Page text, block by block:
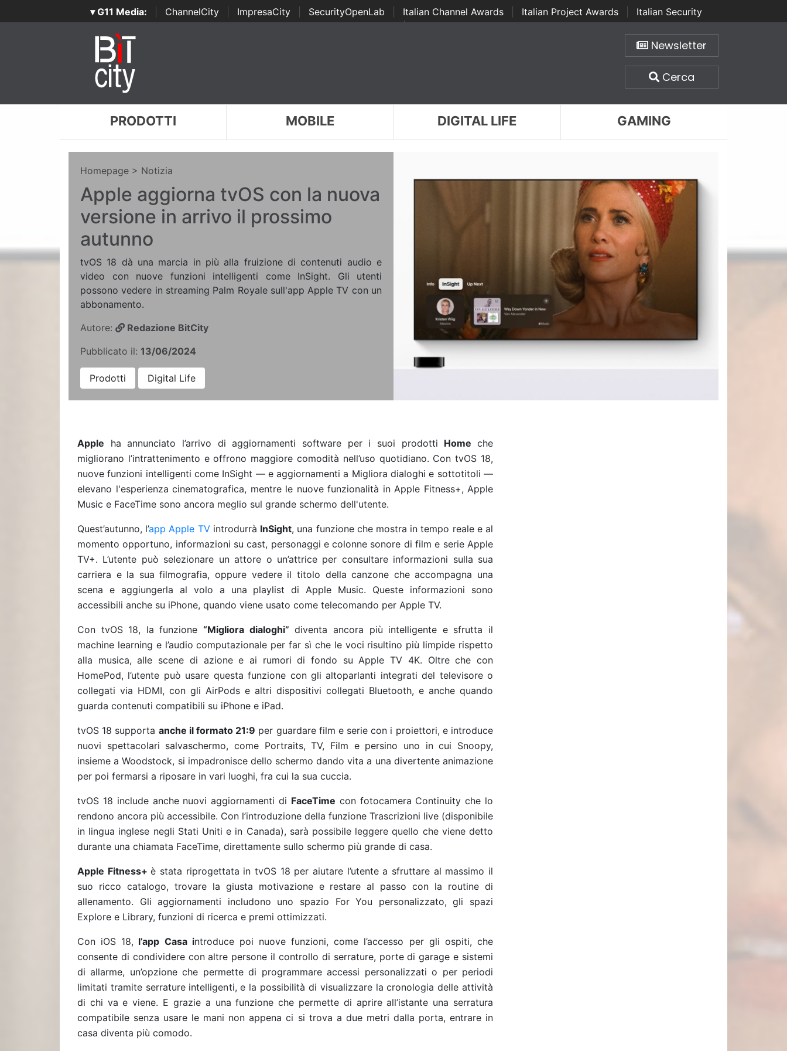
▾ G11 Media: ChannelCity ImpresaCity SecurityOpenLab Italian Channel Awards Italian Project Awards
Italian Security
Awards | ...
Newsletter
Cerca
PRODOTTI MOBILE DIGITAL LIFE GAMING
Homepage > Notizia
Apple aggiorna tvOS con la nuova
versione in arrivo il prossimo
autunno
tvOS 18 dà una marcia in più alla fruizione di contenuti audio e
video con nuove funzioni intelligenti come InSight. Gli utenti
possono vedere in streaming Palm Royale sull'app Apple TV con un
abbonamento.
Autore:
Redazione BitCity
Pubblicato il: 13/06/2024
Prodotti Digital Life
Apple ha annunciato l’arrivo di aggiornamenti software per i suoi prodotti Homeche
migliorano l’intrattenimento e offrono maggiore comodità nell’uso quotidiano. Con tvOS 18,
nuove funzioni intelligenti come InSight — e aggiornamenti a Migliora dialoghi e sottotitoli —
elevano l'esperienza cinematografica, mentre le nuove funzionalità in Apple Fitness+, Apple
Music e FaceTime sono ancora meglio sul grande schermo dell'utente.
Quest’autunno, l’app Apple TVintrodurrà InSight, una funzione che mostra in tempo reale e al
momento opportuno, informazioni su cast, personaggi e colonne sonore di film e serie Apple
TV+. L’utente può selezionare un attore o un’attrice per consultare informazioni sulla sua
carriera e la sua filmografia, oppure vedere il titolo della canzone che accompagna una
scena e aggiungerla al volo a una playlist di Apple Music. Queste informazioni sono
accessibili anche su iPhone, quando viene usato come telecomando per Apple TV.
Con tvOS 18, la funzione“Migliora dialoghi” diventa ancora più intelligente e sfrutta il
machine learning e l’audio computazionale per far sì che le voci risultino più limpide rispetto
alla musica, alle scene di azione e ai rumori di fondo su Apple TV 4K. Oltre che con
HomePod, l’utente può usare questa funzione con gli altoparlanti integrati del televisore o
collegati via HDMI, con gli AirPods e altri dispositivi collegati Bluetooth, e anche quando
guarda contenuti compatibili su iPhone e iPad.
tvOS 18 supporta anche il formato 21:9 per guardare film e serie con i proiettori, e introduce
nuovi spettacolari salvaschermo, come Portraits, TV, Film e persino uno in cui Snoopy,
insieme a Woodstock, si impadronisce dello schermo dando vita a una divertente animazione
per poi fermarsi a riposare in vari luoghi, fra cui la sua cuccia.
tvOS 18 include anche nuovi aggiornamenti di FaceTime con fotocamera Continuity che lo
rendono ancora più accessibile. Con l’introduzione della funzione Trascrizioni live (disponibile
in lingua inglese negli Stati Uniti e in Canada), sarà possibile leggere quello che viene detto
durante una chiamata FaceTime, direttamente sullo schermo più grande di casa.
Apple Fitness+è stata riprogettata in tvOS 18 per aiutare l’utente a sfruttare al massimo il
suo ricco catalogo, trovare la giusta motivazione e restare al passo con la routine di
allenamento. Gli aggiornamenti includono uno spazio For You personalizzato, gli spazi
Explore e Library, funzioni di ricerca e premi ottimizzati.
Con iOS 18, l’app Casa introduce poi nuove funzioni, come l’accesso per gli ospiti, che
consente di condividere con altre persone il controllo di serrature, porte di garage e sistemi
di allarme, un’opzione che permette di programmare accessi personalizzati o per periodi
limitati tramite serrature intelligenti, e la possibilità di visualizzare la cronologia delle attività
di chi va e viene. E grazie a una funzione che permette di aprire all’istante una serratura
compatibile senza usare le mani non appena ci si trova a due metri dalla porta, entrare in
casa diventa più comodo.